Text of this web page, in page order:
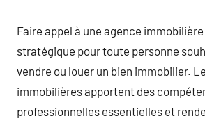
Faire appel à une agence
stratégique pour toute personne
vendre ou louer un bien immobilier.
immobilières apportent des
professionnelles essentielles et